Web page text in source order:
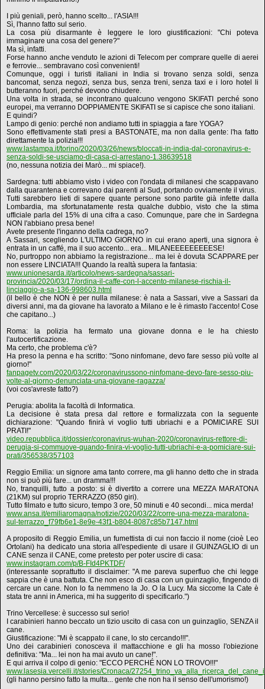
I più geniali, però, hanno scelto... l'ASIA!!!
Sì, l'hanno fatto sul serio.
La cosa più disarmante è leggere le loro giustificazioni: "Chi poteva
immaginare una cosa del genere?"
Ma sì, infatti.
Forse hanno anche venduto le azioni di Telecom per comprare quelle di aerei
e ferrovie... sembravano così convenienti!
Comunque, oggi i turisti italiani in India si trovano senza soldi, senza
bancomat, senza negozi, senza bus, senza treni, senza taxi e i loro hotel li
butteranno fuori, perché devono chiudere.
Una volta in strada, se incontrano qualcuno vengono SKIFATI perché sono
europei, ma verranno DOPPIAMENTE SKIFATI se si capisce che sono italiani.
E quindi?
Lampo di genio: perché non andiamo tutti in spiaggia a fare YOGA?
Sono effettivamente stati presi a BASTONATE, ma non dalla gente: l'ha fatto
direttamente la polizia!!!
www.lastampa.it/torino/2020/03/26/news/bloccati-in-india-dal-coronavirus-e-
senza-soldi-se-usciamo-di-casa-ci-arrestano-1.38639518
(no, nessuna notizia dei Marò... mi spiace!).
Sardegna: tutti abbiamo visto i video con l'ondata di milanesi che scappavano
dalla quarantena e correvano dai parenti al Sud, portando ovviamente il virus.
Tutti sarebbero lieti di sapere quante persone sono partite già infette dalla
Lombardia, ma sfortunatamente resta qualche dubbio, visto che la stima
ufficiale parla del 15% di una cifra a caso. Comunque, pare che in Sardegna
NON l'abbiano presa bene!
Avete presente l'inganno della cadrega, no?
A Sassari, scegliendo L'ULTIMO GIORNO in cui erano aperti, una signora è
entrata in un caffé, ma il suo accento... era... MILANEEEEEEEEESE!
No, purtroppo non abbiamo la registrazione... ma lei è dovuta SCAPPARE per
non essere LINCIATA!!! Quando la realtà supera la fantasia:
www.unionesarda.it/articolo/news-sardegna/sassari-
provincia/2020/03/17/ordina-il-caffe-con-l-accento-milanese-rischia-il-
linciaggio-a-sa-136-998603.html
(il bello è che NON è per nulla milanese: è nata a Sassari, vive a Sassari da
diversi anni, ma da giovane ha lavorato a Milano e le è rimasto l'accento! Cose
che capitano...)
Roma: la polizia ha fermato una giovane donna e le ha chiesto
l'autocertificazione.
Ma certo, che problema c'è?
Ha preso la penna e ha scritto: "Sono ninfomane, devo fare sesso più volte al
giorno!"
fanpagetv.com/2020/03/22/coronavirussono-ninfomane-devo-fare-sesso-piu-
volte-al-giorno-denunciata-una-giovane-ragazza/
(voi cos'avreste fatto?)
Perugia: abolita la facoltà di Informatica.
La decisione è stata presa dal rettore e formalizzata con la seguente
dichiarazione: "Quando finirà vi voglio tutti ubriachi e a POMICIARE SUI
PRATI!"
video.repubblica.it/dossier/coronavirus-wuhan-2020/coronavirus-rettore-di-
perugia-si-commuove-quando-finira-vi-voglio-tutti-ubriachi-e-a-pomiciare-sui-
prati/356538/357103
Reggio Emilia: un signore ama tanto correre, ma gli hanno detto che in strada
non si può più fare... un dramma!!!
No, tranquilli, tutto a posto: si è divertito a correre una MEZZA MARATONA
(21KM) sul proprio TERRAZZO (850 giri).
Tutto filmato e tutto sicuro, tempo 3 ore, 50 minuti e 40 secondi... mica merda!
www.ansa.it/emiliaromagna/notizie/2020/03/22/corre-una-mezza-maratona-
sul-terrazzo_f79fb6e1-8e9e-43f1-b804-8087c85b7147.html
A proposito di Reggio Emilia, un fumettista di cui non faccio il nome (cioè Leo
Ortolani) ha dedicato una storia all'espediente di usare il GUINZAGLIO di un
CANE senza il CANE, come pretesto per poter uscire di casa:
www.instagram.com/p/B-FId4PKTDF/
(interessante soprattutto il disclaimer: "A me pareva superfluo che chi legge
sappia che è una battuta. Che non esco di casa con un guinzaglio, fingendo di
cercare un cane. Non lo fa nemmeno la Jo. O la Lucy. Ma siccome la Cate è
stata tre anni in America, mi ha suggerito di specificarlo.")
Trino Vercellese: è successo sul serio!
I carabinieri hanno beccato un tizio uscito di casa con un guinzaglio, SENZA il
cane.
Giustificazione: "Mi è scappato il cane, lo sto cercando!!!".
Uno dei carabinieri conosceva il mattacchione e gli ha mosso l'obiezione
definitiva: "Ma... lei non ha mai avuto un cane!".
E qui arriva il colpo di genio: "ECCO PERCHÉ NON LO TROVO!!!"
www.lasesia.vercelli.it/stories/Cronaca/
(gli hanno persino fatto la multa... gente che non ha il senso dell'umorismo!)